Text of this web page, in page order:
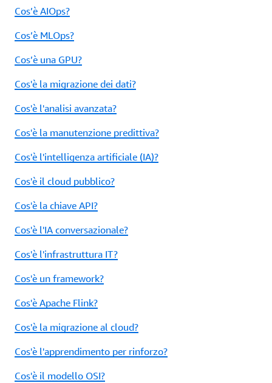
Cos’è AIOps?
Cos’è MLOps?
Cos’è una GPU?
Cos'è la migrazione dei dati?
Cos'è l'analisi avanzata?
Cos'è la manutenzione predittiva?
Cos'è l'intelligenza artificiale (IA)?
Cos'è il cloud pubblico?
Cos'è la chiave API?
Cos'è l'IA conversazionale?
Cos'è l'infrastruttura IT?
Cos'è un framework?
Cos'è Apache Flink?
Cos'è la migrazione al cloud?
Cos'è l'apprendimento per rinforzo?
Cos'è il modello OSI?